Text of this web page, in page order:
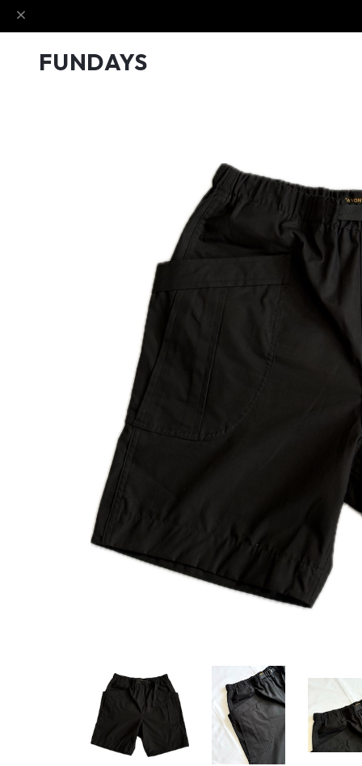
FUNDAYS